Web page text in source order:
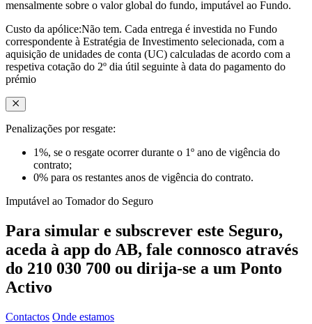
mensalmente sobre o valor global do fundo, imputável ao Fundo.
Custo da apólice:Não tem. Cada entrega é investida no Fundo
correspondente à Estratégia de Investimento selecionada, com a
aquisição de unidades de conta (UC) calculadas de acordo com a
respetiva cotação do 2º dia útil seguinte à data do pagamento do
prémio
Penalizações por resgate:
1%, se o resgate ocorrer durante o 1º ano de vigência do
contrato;
0% para os restantes anos de vigência do contrato.
Imputável ao Tomador do Seguro
Para simular e subscrever este Seguro,
aceda à app do AB, fale connosco através
do 210 030 700 ou dirija-se a um Ponto
Activo
Contactos Onde estamos